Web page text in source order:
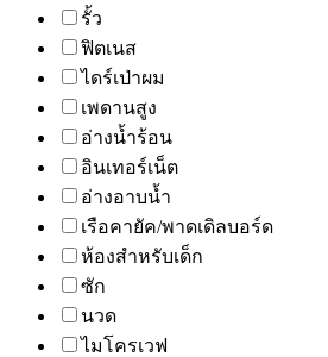
รั้ว
ฟิตเนส
ไดร์เป่าผม
เพดานสูง
อ่างน้ำร้อน
อินเทอร์เน็ต
อ่างอาบน้ำ
เรือคายัค/พาดเดิลบอร์ด
ห้องสำหรับเด็ก
ซัก
นวด
ไมโครเวฟ